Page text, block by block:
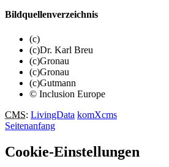
Bildquellenverzeichnis
(c)
(c)Dr. Karl Breu
(c)Gronau
(c)Gronau
(c)Gutmann
© Inclusion Europe
CMS: LivingData komXcms
Seitenanfang
Cookie-Einstellungen